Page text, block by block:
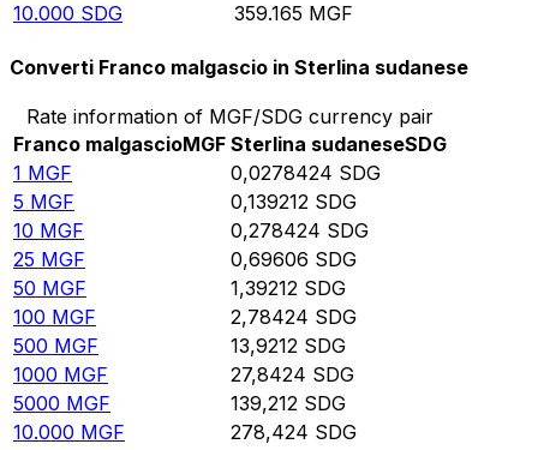
10.000 SDG 359.165 MGF
Converti Franco malgascio in Sterlina sudanese
Rate information of MGF/SDG currency pair
Franco malgascioMGF Sterlina sudaneseSDG
1 MGF 0,0278424 SDG
5 MGF 0,139212 SDG
10 MGF 0,278424 SDG
25 MGF 0,69606 SDG
50 MGF 1,39212 SDG
100 MGF 2,78424 SDG
500 MGF 13,9212 SDG
1000 MGF 27,8424 SDG
5000 MGF 139,212 SDG
10.000 MGF 278,424 SDG